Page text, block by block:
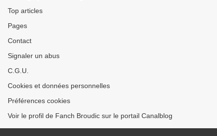
Top articles
Pages
Contact
Signaler un abus
C.G.U.
Cookies et données personnelles
Préférences cookies
Voir le profil de Fanch Broudic sur le portail Canalblog